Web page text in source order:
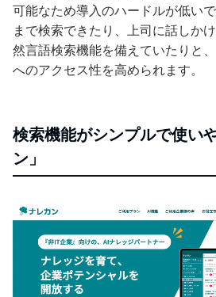
可能なため導入のハードルが低い
まで検索できたり、上司に話しか
然言語検索機能を備えていたりと
へのアクセス性を高められます。
検索機能がシンプルで使い
ン」